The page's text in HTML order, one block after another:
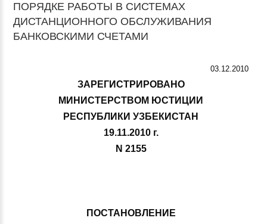
ПОРЯДКЕ РАБОТЫ В СИСТЕМАХ
ДИСТАНЦИОННОГО ОБСЛУЖИВАНИЯ
БАНКОВСКИМИ СЧЕТАМИ
03.12.2010
ЗАРЕГИСТРИРОВАНО
МИНИСТЕРСТВОМ ЮСТИЦИИ
РЕСПУБЛИКИ УЗБЕКИСТАН
19.11.2010 г.
N 2155
ПОСТАНОВЛЕНИЕ